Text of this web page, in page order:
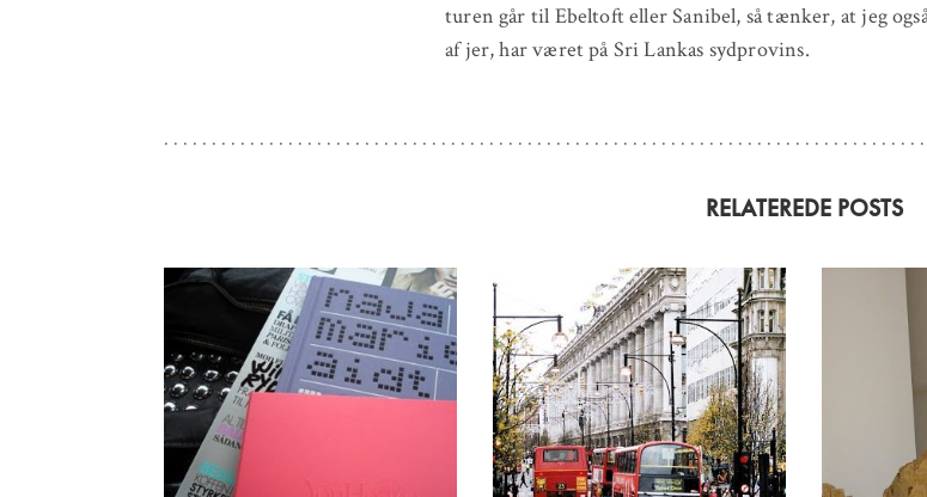
turen går til Ebeltoft eller Sanibel, så tænker, at jeg
af jer, har været på Sri Lankas sydprovins.
RELATEREDE POSTS